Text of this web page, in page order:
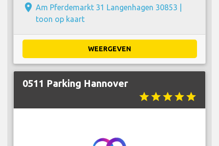
place Am Pferdemarkt 31 Langenhagen 30853 |
toon op kaart
WEERGEVEN
0511 Parking Hannover
starstarstarstarstar